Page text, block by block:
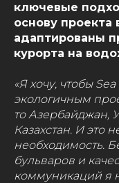
ключевые
основу
адаптированы
курорта на
«Я хочу, чтобы
экологичным
то Азербайджан,
Казахстан. И это
необходимость.
бульваров и
коммуникаций я